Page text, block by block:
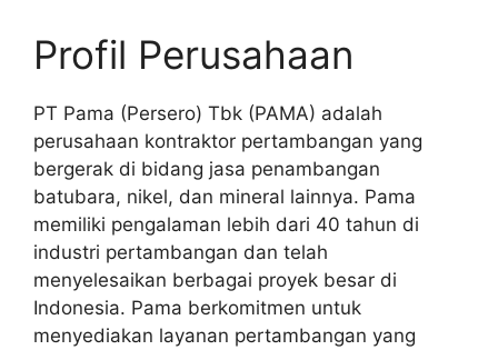
Profil Perusahaan
PT Pama (Persero) Tbk (PAMA) adalah
perusahaan kontraktor pertambangan yang
bergerak di bidang jasa penambangan
batubara, nikel, dan mineral lainnya. Pama
memiliki pengalaman lebih dari 40 tahun di
industri pertambangan dan telah
menyelesaikan berbagai proyek besar di
Indonesia. Pama berkomitmen untuk
menyediakan layanan pertambangan yang